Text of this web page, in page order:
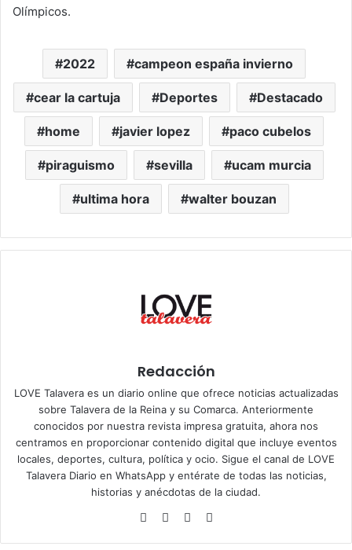
Olímpicos.
2022 campeon españa invierno
cear la cartuja Deportes Destacado
home javier lopez paco cubelos
piraguismo sevilla ucam murcia
ultima hora walter bouzan
Redacción
LOVE Talavera es un diario online que ofrece noticias actualizadas
sobre Talavera de la Reina y su Comarca. Anteriormente
conocidos por nuestra revista impresa gratuita, ahora nos
centramos en proporcionar contenido digital que incluye eventos
locales, deportes, cultura, política y ocio. Sigue el canal de LOVE
Talavera Diario en WhatsAppy entérate de todas las noticias,
historias y anécdotas de la ciudad.
Siti
Fa
X